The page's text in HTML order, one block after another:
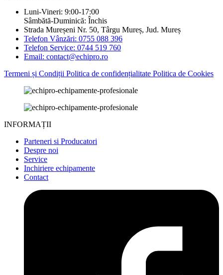
Luni-Vineri: 9:00-17:00
Sâmbătă-Duminică: Închis
Strada Mureșeni Nr. 50, Târgu Mureș, Jud. Mureș
Telefon Vânzări: 0755 088 396
Telefon Service: 0744 519 760
Email: contact@echipro.ro
Termeni și Condiții Politica de confidențialitate Politica de Cookies
INFORMAȚII
Parteneri si Producatori
Despre noi
Service
Inchiriere echipamente
Contact